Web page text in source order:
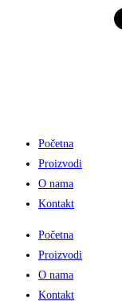
Početna
Proizvodi
O nama
Kontakt
Početna
Proizvodi
O nama
Kontakt